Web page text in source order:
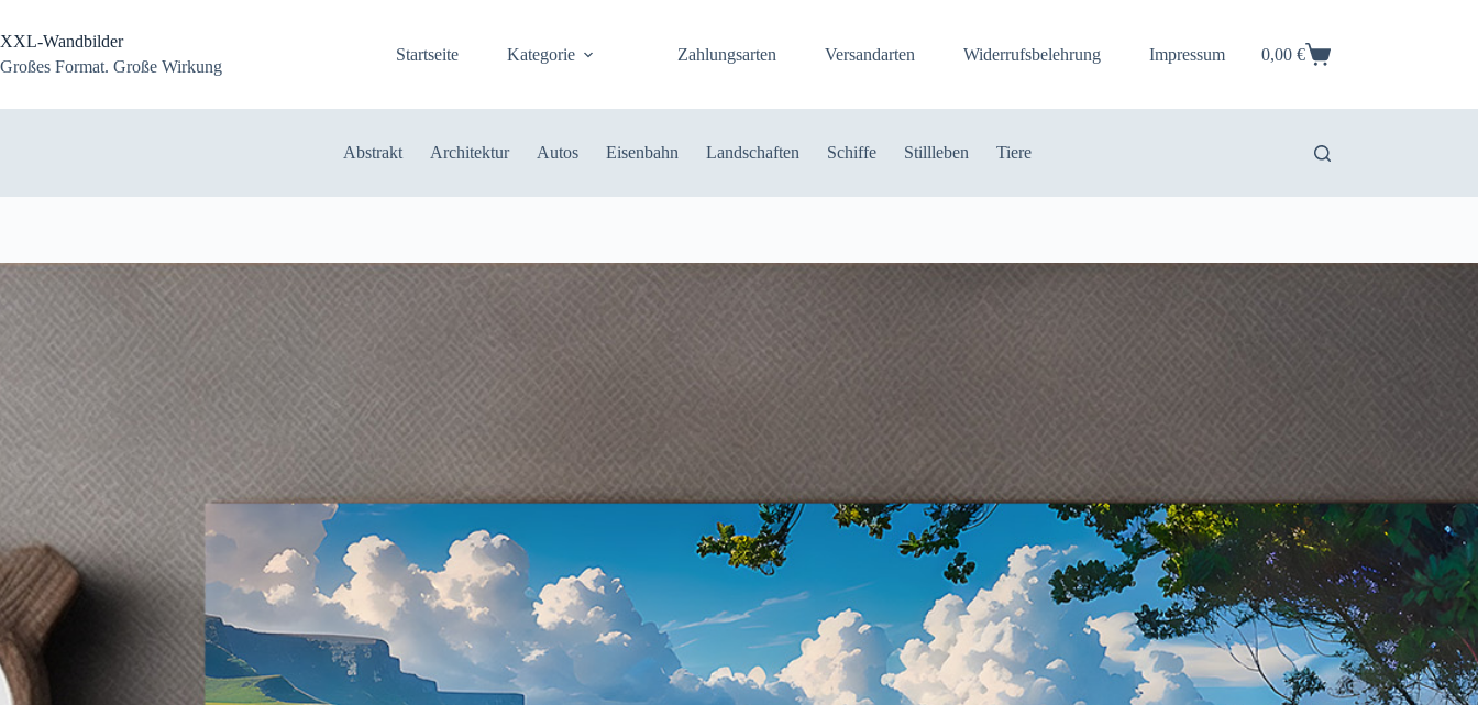
springen
XXL-Wandbilder
Großes Format. Große Wirkung
Startseite Kategorie Zahlungsarten Versandarten Widerrufsbelehrung Impressum Warenkorb
0,00 €
Abstrakt Architektur Autos Eisenbahn Landschaften Schiffe Stillleben Tiere